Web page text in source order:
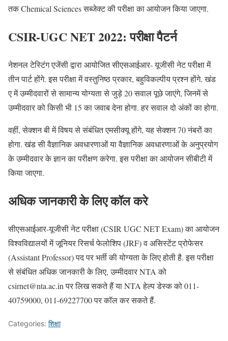
तक Chemical Sciences सब्जेक्ट की परीक्षा का आयोजन किया जाएगा.
CSIR-UGC NET 2022: परीक्षा पैटर्न
नेशनल टेस्टिंग एजेंसी द्वारा आयोजित सीएसआईआर- यूजीसी नेट परीक्षा में
तीन पार्ट होंगे. इस परीक्षा में वस्तुनिष्ठ प्रकार, बहुविकल्पीय प्रश्न होंगे. खंड
ए में उम्मीदवारों से सामान्य योग्यता से जुड़े 20 सवाल पूछे जाएंगे, जिनमें से
उम्मीदवार को किसी भी 15 का जवाब देना होगा. हर सवाल दो अंकों का होगा.
वहीं, सेक्शन बी में विषय से संबंधित एमसीक्यू होंगे, यह सेक्शन 70 नंबरों का
होगा. खंड सी वैज्ञानिक अवधारणाओं या वैज्ञानिक अवधारणाओं के अनुप्रयोग
के उम्मीदवार के ज्ञान का परीक्षण करेगा. इस परीक्षा का आयोजन सीबीटी में
किया जाएगा.
अधिक जानकारी के लिए कॉल करे
सीएसआईआर-यूजीसी नेट परीक्षा (CSIR UGC NET Exam) का आयोजन
विश्वविद्यालयों में जूनियर रिसर्च फेलोशिप (JRF) व असिस्टेंट प्रोफेसर
(Assistant Professor) पद पर भर्ती की योग्यता के लिए होती है. इस परीक्षा
से संबंधित अधिक जानकारी के लिए, उम्मीदवार NTA को
csirnet@nta.ac.in पर लिख सकते हैं या NTA हेल्प डेस्क को 011-
40759000, 011-69227700 पर कॉल कर सकते हैं.
Categories: शिक्षा